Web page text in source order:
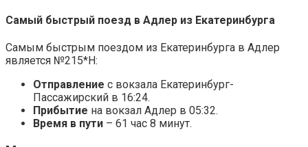
Самый быстрый поезд в Адлер из Екатеринбурга
Самым быстрым поездом из Екатеринбурга в Адлер
является №215*Н:
Отправление с вокзала Екатеринбург-
Пассажирский в 16:24.
Прибытие на вокзал Адлер в 05:32.
Время в пути – 61 час 8 минут.